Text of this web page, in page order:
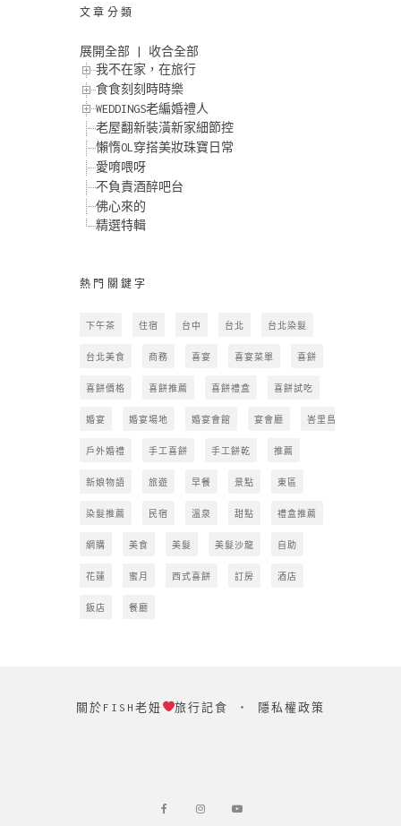
文章分類
展開全部
收合全部
我不在家，在旅行
食食刻刻時時樂
WEDDINGS老編婚禮人
老屋翻新裝潢新家細節控
懶惰OL穿搭美妝珠寶日常
愛唷喂呀
不負責酒醉吧台
佛心來的
精選特輯
熱門關鍵字
下午茶 住宿 台中 台北 台北染髮
台北美食 商務 喜宴 喜宴菜單 喜餅
喜餅價格 喜餅推薦 喜餅禮盒 喜餅試吃
婚宴 婚宴場地 婚宴會館 宴會廳 峇里島
戶外婚禮 手工喜餅 手工餅乾 推薦
新娘物語 旅遊 早餐 景點 東區
染髮推薦 民宿 溫泉 甜點 禮盒推薦
網購 美食 美髮 美髮沙龍 自助
花蓮 蜜月 西式喜餅 訂房 酒店
飯店 餐廳
關於FISH老妞 旅行記食 ‧ 隱私權政策